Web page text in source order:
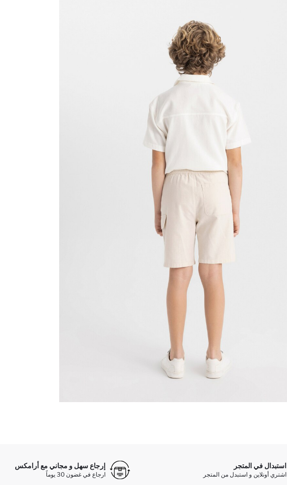
استبدال في المتجر
اشتري أونلاين و استبدل من المتجر
إرجاع سهل و مجاني مع أرامكس
ارجاع في غضون 30 يوماً